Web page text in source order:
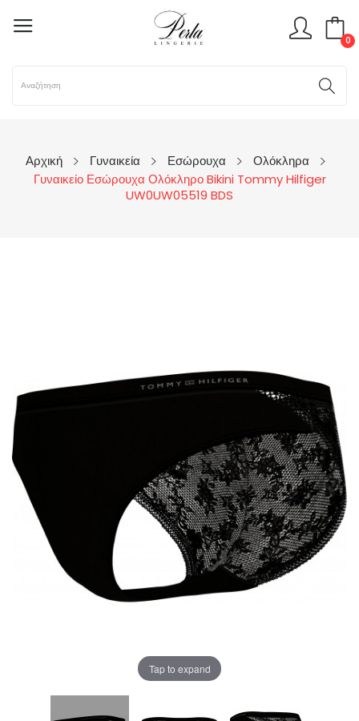
0
Αρχική Γυναικεία Εσώρουχα
Ολόκληρα
Γυναικείο Εσώρουχα Ολόκληρο Bikini Tommy Hilfiger
UW0UW05519 BDS
Tap to expand